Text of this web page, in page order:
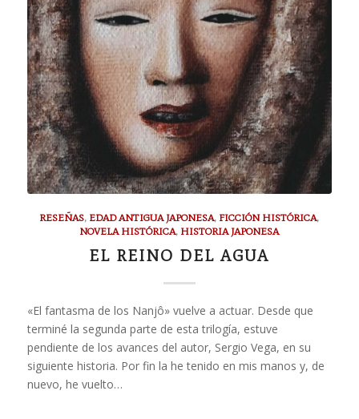
RESEÑAS, EDAD ANTIGUA JAPONESA, FICCIÓN HISTÓRICA,
NOVELA HISTÓRICA, HISTORIA JAPONESA
EL REINO DEL AGUA
«El fantasma de los Nanjô» vuelve a actuar. Desde que
terminé la segunda parte de esta trilogía, estuve
pendiente de los avances del autor, Sergio Vega, en su
siguiente historia. Por fin la he tenido en mis manos y, de
nuevo, he vuelto…